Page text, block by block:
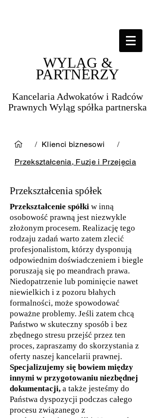
WYLĄG &
PARTNERZY
Kancelaria Adwokatów i Radców
Prawnych Wyląg spółka partnerska​​
/ Klienci biznesowi
/
Przekształcenia, Fuzje i Przejęcia
Przekształcenia spółek
Przekształcenie spółki w inną
osobowość prawną jest niezwykle
złożonym procesem. Realizację tego
rodzaju zadań warto zatem zlecić
profesjonalistom, którzy dysponują
odpowiednim doświadczeniem i biegle
poruszają się po meandrach prawa.
Niedopatrzenie lub pominięcie nawet
niewielkich i z pozoru błahych
formalności, może spowodować
poważne problemy. Jeśli zatem chcą
Państwo w skuteczny sposób i bez
zbędnego stresu przejść przez ten
proces, zapraszamy do skorzystania z
oferty naszej kancelarii prawnej.
Specjalizujemy się bowiem między
innymi w przygotowaniu niezbędnej
dokumentacji, a także jesteśmy do
Państwa dyspozycji podczas całego
procesu związanego z